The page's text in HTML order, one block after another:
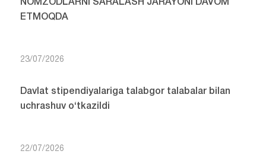
NOMZODLARNI SARALASH JARAYONI DAVOM
ETMOQDA
23/07/2026
Davlat stipendiyalariga talabgor talabalar bilan
uchrashuv o‘tkazildi
22/07/2026